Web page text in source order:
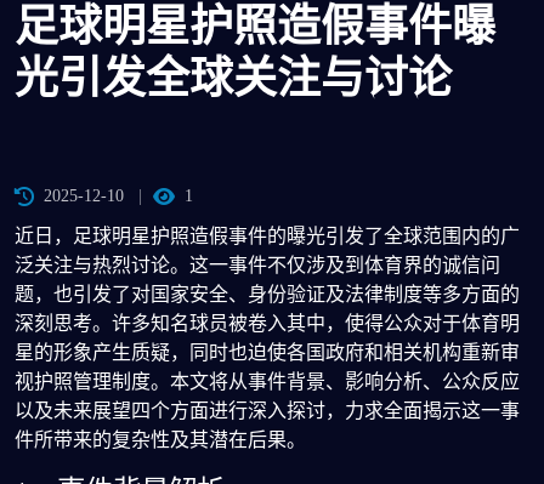
足球明星护照造假事件曝
光引发全球关注与讨论
2025-12-10 1
近日，足球明星护照造假事件的曝光引发了全球范围内的广
泛关注与热烈讨论。这一事件不仅涉及到体育界的诚信问
题，也引发了对国家安全、身份验证及法律制度等多方面的
深刻思考。许多知名球员被卷入其中，使得公众对于体育明
星的形象产生质疑，同时也迫使各国政府和相关机构重新审
视护照管理制度。本文将从事件背景、影响分析、公众反应
以及未来展望四个方面进行深入探讨，力求全面揭示这一事
件所带来的复杂性及其潜在后果。